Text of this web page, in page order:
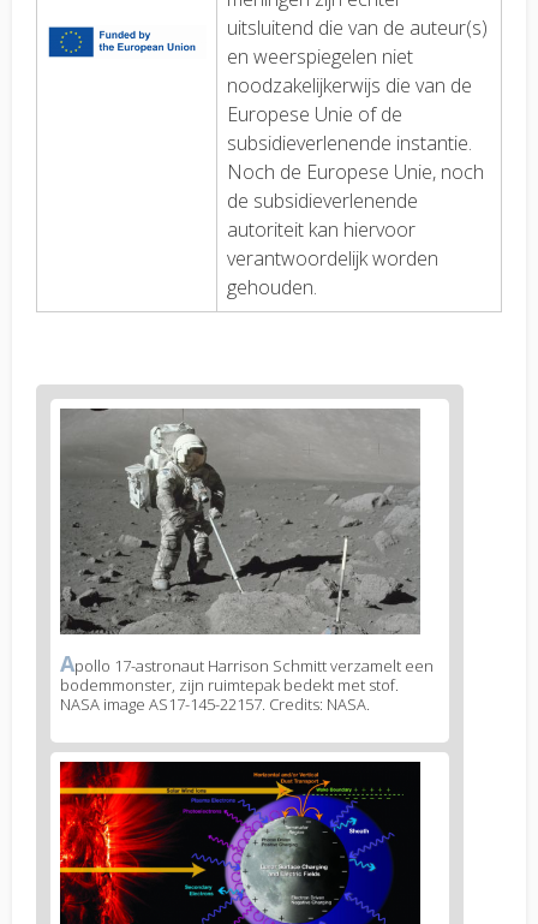
uitsluitend die van de auteur(s)
en weerspiegelen niet
noodzakelijkerwijs die van de
Europese Unie of de
subsidieverlenende instantie.
Noch de Europese Unie, noch
de subsidieverlenende
autoriteit kan hiervoor
verantwoordelijk worden
gehouden.
News
image
News
image
legend
1
Apollo 17-astronaut Harrison Schmitt verzamelt een
bodemmonster, zijn ruimtepak bedekt met stof.
NASA image AS17-145-22157. Credits: NASA.
News
image
2